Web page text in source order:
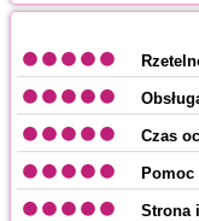
Czas
Pomoc
Strona